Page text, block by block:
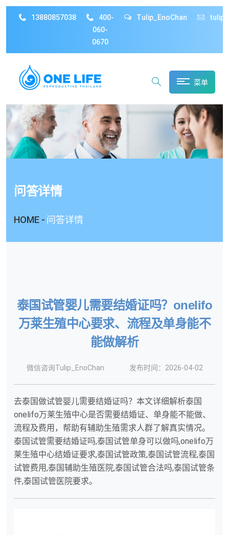
13880857038
400-
060-
0670
Tulip_EnoChan
菜单
问答详情
HOME - 问答详情
泰国试管婴儿需要结婚证吗？onelifo
万莱生殖中心要求、流程及单身能不
能做解析
微信咨询Tulip_EnoChan 发布时间：2026-04-02
去泰国做试管婴儿需要结婚证吗？本文详细解析泰国
onelifo万莱生殖中心是否需要结婚证、单身能不能做、
流程及费用，帮助有辅助生殖需求人群了解真实情况。
泰国试管需要结婚证吗,泰国试管单身可以做吗,onelifo万
莱生殖中心结婚证要求,泰国试管政策,泰国试管流程,泰国
试管费用,泰国辅助生殖医院,泰国试管合法吗,泰国试管条
件,泰国试管医院要求。